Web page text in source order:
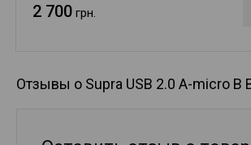
2 700 грн.
Отзывы о Supra USB 2.0 A-micro B